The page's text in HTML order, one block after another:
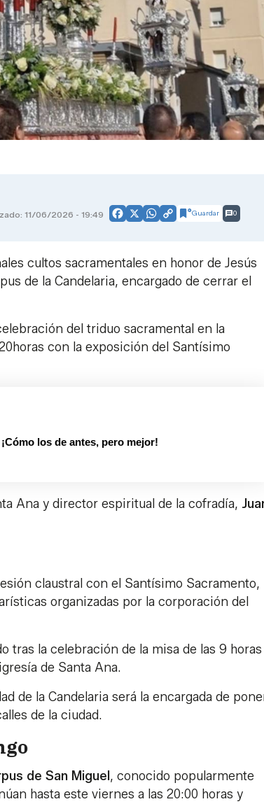
11/06/2026 - 19:49 Facebook
X WhatsApp
CopyGuardar 0
cultos sacramentales en honor de Jesús
de la Candelaria, encargado de cerrar el
del triduo sacramental en la
con la exposición del Santísimo
los de antes, pero mejor!
Ana y director espiritual de la cofradía,
claustral con el Santísimo Sacramento,
organizadas por la corporación del
tras la celebración de la misa de las 9 horas
de Santa Ana.
de la Candelaria será la encargada de
de la ciudad.
de San Miguel , conocido popularmente
hasta este viernes a las 20:00 horas y